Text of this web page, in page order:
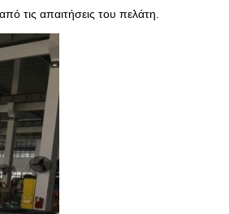
τις απαιτήσεις του πελάτη.